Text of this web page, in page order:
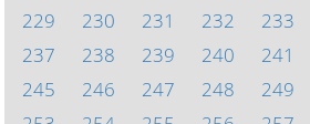
229
230 231 232 233
237
238 239 240 241
245
246 247 248 249